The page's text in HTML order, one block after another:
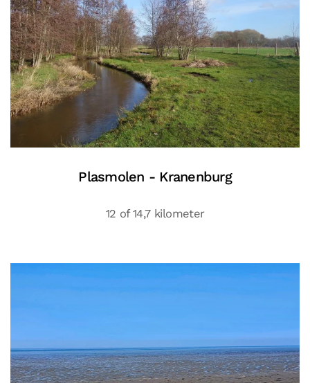
Plasmolen - Kranenburg
12 of 14,7 kilometer